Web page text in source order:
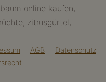
online kaufen,
, zitrusgürtel ,
AGB
Datenschutz